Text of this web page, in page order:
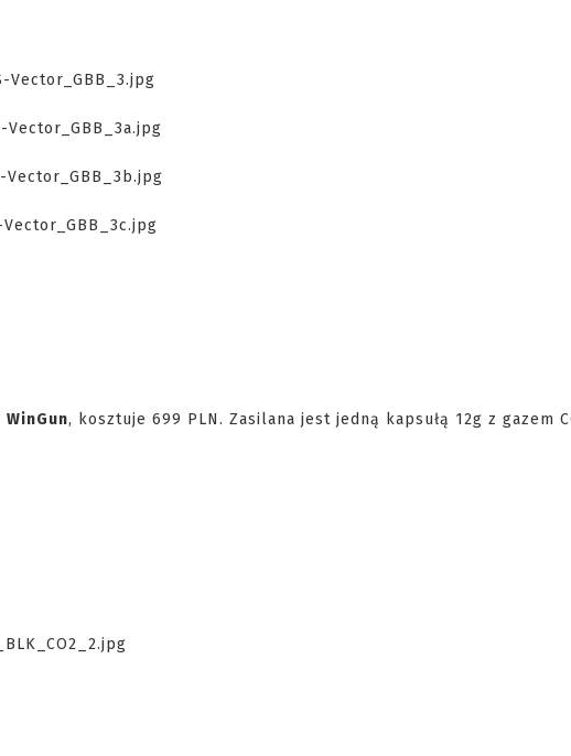
WinGun, kosztuje 699 PLN. Zasilana jest jedną kapsułą 12g z gazem